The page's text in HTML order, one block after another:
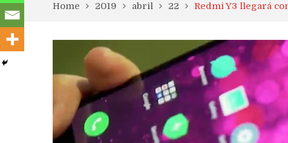
Home 2019 abril 22 Redmi Y3 llegará